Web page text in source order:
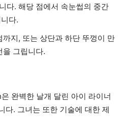
다. 해당 점에서 속눈썹의 중간
다.
지, 또는 상단과 하단 뚜껑이 만
을 그립니다.
완벽한 날개 달린 아이 라이너
다. 그녀는 또한 기술에 대한 제